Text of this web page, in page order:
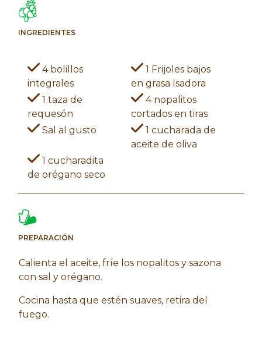
INGREDIENTES
4 bolillos
integrales
1 Frijoles bajos
en grasa Isadora
1 taza de
requesón
4 nopalitos
cortados en tiras
Sal al gusto
1 cucharada de
aceite de oliva
1 cucharadita
de orégano seco
PREPARACIÓN
Calienta el aceite, fríe los nopalitos y sazona
con sal y orégano.
Cocina hasta que estén suaves, retira del
fuego.